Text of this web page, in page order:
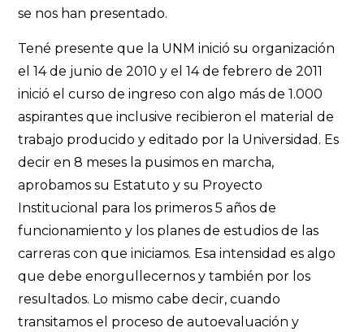
se nos han presentado.
Tené presente que la UNM inició su organización
el 14 de junio de 2010 y el 14 de febrero de 2011
inició el curso de ingreso con algo más de 1.000
aspirantes que inclusive recibieron el material de
trabajo producido y editado por la Universidad. Es
decir en 8 meses la pusimos en marcha,
aprobamos su Estatuto y su Proyecto
Institucional para los primeros 5 años de
funcionamiento y los planes de estudios de las
carreras con que iniciamos. Esa intensidad es algo
que debe enorgullecernos y también por los
resultados. Lo mismo cabe decir, cuando
transitamos el proceso de autoevaluación y